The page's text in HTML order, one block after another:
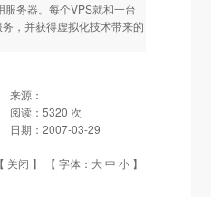
务器。每个VPS就和一台
，并获得虚拟化技术带来的
来源：
阅读： 5320 次
日期： 2007-03-29
关闭 】 【 字体： 大中 小 】